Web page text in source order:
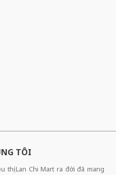
TÔI
thị Lan Chi Mart ra đời đã mang